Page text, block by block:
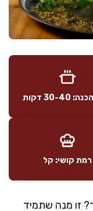
40 דקות
רמת קושי: קל
זו מנה שתמיד